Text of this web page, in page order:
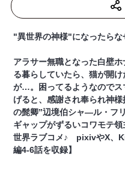
"異世界の神様"になったら
アラサー無職となった白壁
る暮らしていたら、猫が開
が…。困ってるようなのでス
げると、感謝され奉られ神
の髭卿”辺境伯シャ―ル・フ
ギャップがずるいコワモテ
世界ラブコメ♪ pixivやX、
編4-6話を収録】